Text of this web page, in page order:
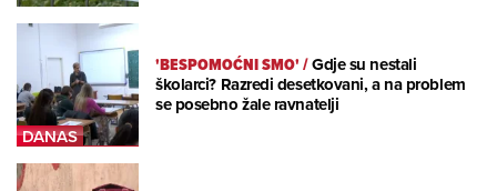
'BESPOMOĆNI SMO'/Gdje su nestali
školarci? Razredi desetkovani, a na problem
se posebno žale ravnatelji